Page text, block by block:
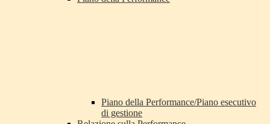
Piano della Performance/Piano esecutivo
di gestione